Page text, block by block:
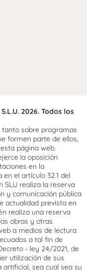
2026. Todos los
sobre programas
formen parte de ellos,
página web.
la oposición
en la
el artículo 32.1 del
SLU realiza la reserva
y comunicación pública
actualidad prevista en
realiza una reserva
obras y otras
a medios de lectura
a tal fin de
- ley 24/2021, de
utilización de sus
sea cual sea su